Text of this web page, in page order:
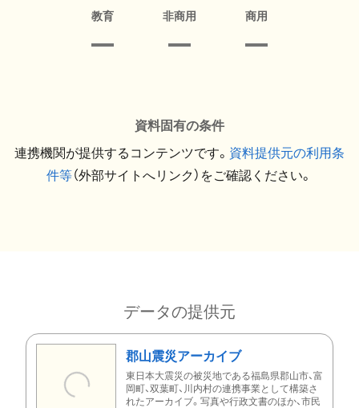
教育 非商用 商用
資料固有の条件
連携機関が提供するコンテンツです。 資料提供元の利用条
件等（外部サイトへリンク）をご確認ください。
データの提供元
郡山震災アーカイブ
東日本大震災の被災地である福島県郡山市、富
岡町、双葉町、川内村の連携事業として構築さ
れたアーカイブ。写真や行政文書のほか、市民